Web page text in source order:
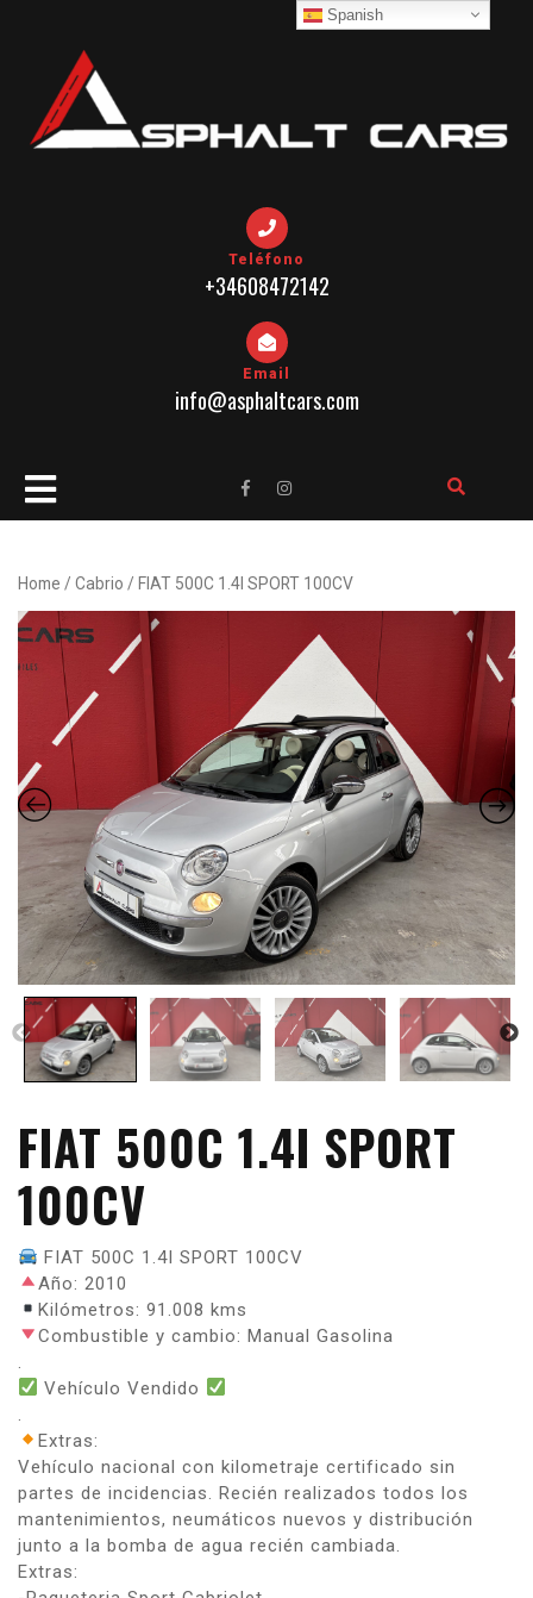
Teléfono
+34608472142
Email
info@asphaltcars.com
Open
Button
Home / Cabrio / FIAT 500C 1.4I SPORT 100CV
FIAT 500C 1.4I SPORT
100CV
FIAT 500C 1.4I SPORT 100CV
Año: 2010
Kilómetros: 91.008 kms
Combustible y cambio: Manual Gasolina
.
Vehículo Vendido
.
Extras:
Vehículo nacional con kilometraje certificado sin
partes de incidencias. Recién realizados todos los
mantenimientos, neumáticos nuevos y distribución
junto a la bomba de agua recién cambiada.
Extras:
Spanish